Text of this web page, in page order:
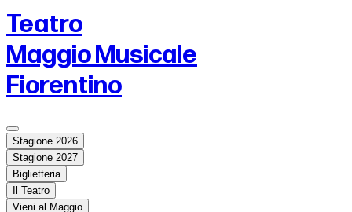
Teatro
Maggio Musicale
Fiorentino
Stagione 2026
Stagione 2027
Biglietteria
Il Teatro
Vieni al Maggio